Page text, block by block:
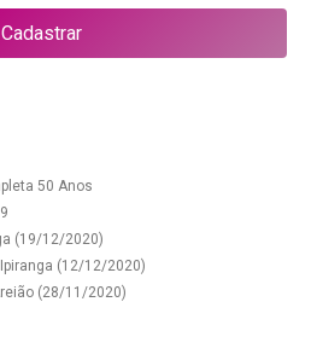
50 Anos
(19/12/2020)
(12/12/2020)
(28/11/2020)